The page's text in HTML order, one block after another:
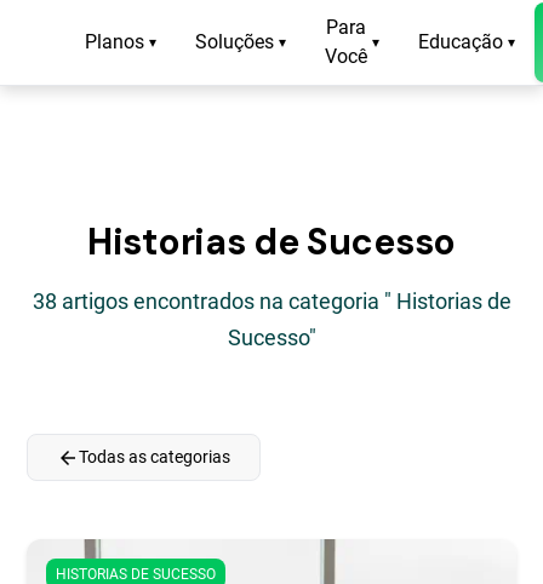
Planos ▾ Soluções ▾
Para
Você
▾ Educação ▾
Historias de Sucesso
38 artigos encontrados na categoria " Historias de
Sucesso"
arrow_backTodas as categorias
Artigos da categoria
HISTORIAS DE SUCESSO